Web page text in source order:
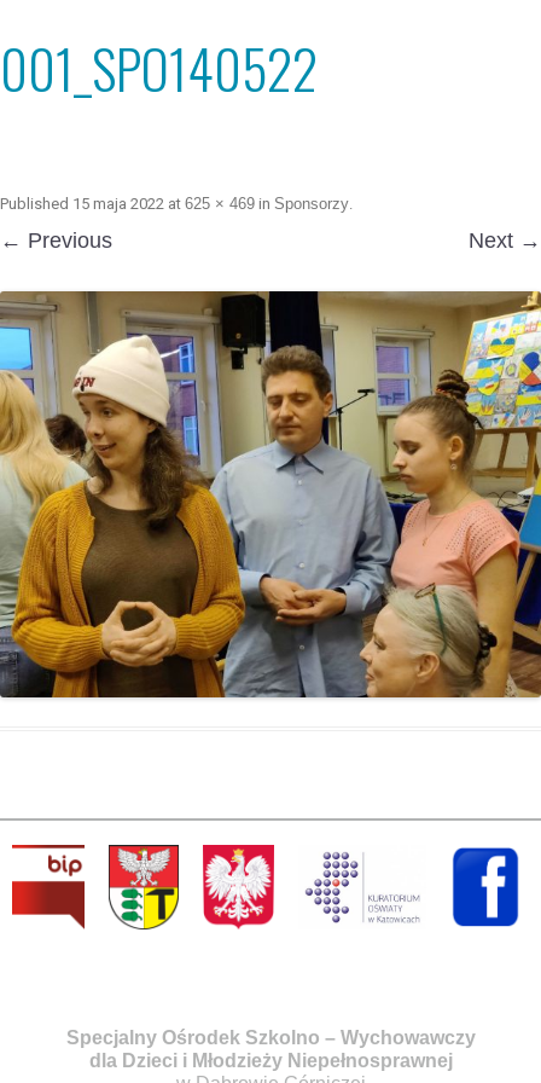
001_SPO140522
Published 15 maja 2022 at 625 × 469 in Sponsorzy.
← Previous Next →
Specjalny Ośrodek Szkolno – Wychowawczy
dla Dzieci i Młodzieży Niepełnosprawnej